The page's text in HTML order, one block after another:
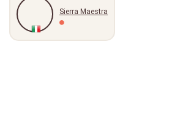
Sierra Maestra